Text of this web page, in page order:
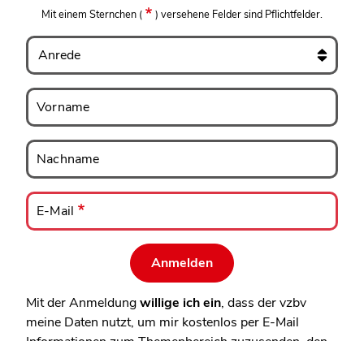
Mit einem Sternchen ( ) versehene Felder sind Pflichtfelder.
Anrede
Vorname
Vorname
Nachname
Nachname
E-
Mail
E-Mail
Mit der Anmeldungwillige ich ein, dass der vzbv
meine Daten nutzt, um mir kostenlos per E-Mail